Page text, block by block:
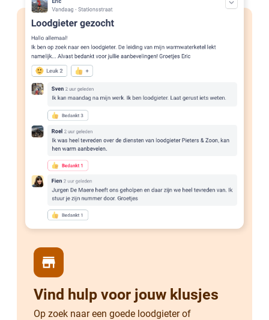
store
Vind hulp voor jouw klusjes
Op zoek naar een goede loodgieter of